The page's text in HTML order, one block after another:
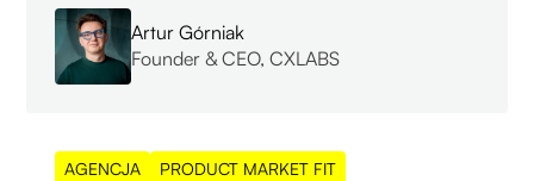
Artur Górniak
Founder & CEO, CXLABS
AGENCJA PRODUCT MARKET FIT